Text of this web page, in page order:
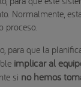
Normalmente,
proceso.
para que la
implicar al
si no hemos